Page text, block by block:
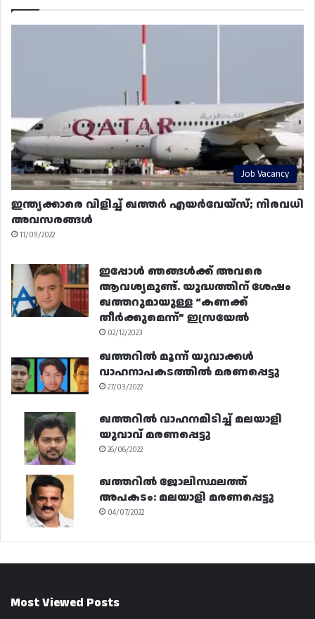
Job Vacancy
ഇന്ത്യക്കാരെ വിളിച്ച് ഖത്തർ എയർവേയ്‌സ്; നിരവധി
അവസരങ്ങൾ
11/09/2022
ഇപ്പോൾ ഞങ്ങൾക്ക് അവരെ
ആവശ്യമുണ്ട്. യുദ്ധത്തിന് ശേഷം
ഖത്തറുമായുള്ള “കണക്ക്
തീർക്കുമെന്ന്” ഇസ്രയേൽ
02/12/2023
ഖത്തറിൽ മൂന്ന് യുവാക്കൾ
വാഹനാപകടത്തിൽ മരണപ്പെട്ടു
27/03/2022
ഖത്തറിൽ വാഹനമിടിച്ച് മലയാളി
യുവാവ് മരണപ്പെട്ടു
26/06/2022
ഖത്തറിൽ ജോലിസ്ഥലത്ത്
അപകടം: മലയാളി മരണപ്പെട്ടു
04/07/2022
Most Viewed Posts